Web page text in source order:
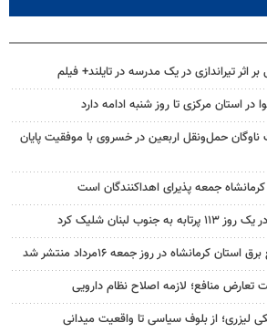
استان مرکزی تا روز شنبه ادامه دارد
ناوگان حمل‌ونقل اربعین در خسروی با موفقیت پایان
جمعه پذیرای اهداکنندگان است
جنوب لبنان شلیک کرد
کرمانشاه در روز جمعه ۱۶مرداد منتشر شد
تعارض منافع؛ لازمه اصلاح نظام دارویی
لیزری؛ از بلوف سیاسی تا واقعیت میدانی